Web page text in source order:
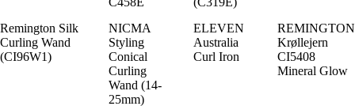
Remington Silk
Curling Wand
(CI96W1)
NICMA
Styling
Conical
Curling
Wand (14-
25mm)
ELEVEN
Australia
Curl Iron
REMINGTON
Krøllejern
CI5408
Mineral Glow